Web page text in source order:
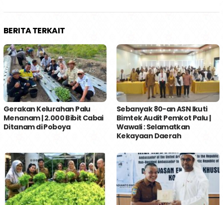
BERITA TERKAIT
Gerakan Kelurahan Palu
Menanam | 2.000 Bibit Cabai
Ditanam di Poboya
Sebanyak 80-an ASN Ikuti
Bimtek Audit Pemkot Palu |
Wawali : Selamatkan
Kekayaan Daerah